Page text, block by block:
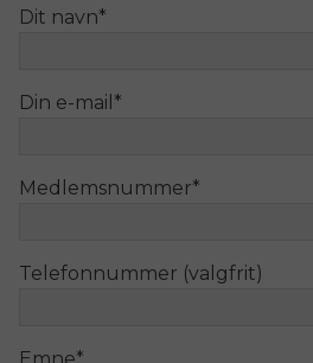
Dit navn*
Din e-mail *
Medlemsnummer*
Telefonnummer (valgfrit)